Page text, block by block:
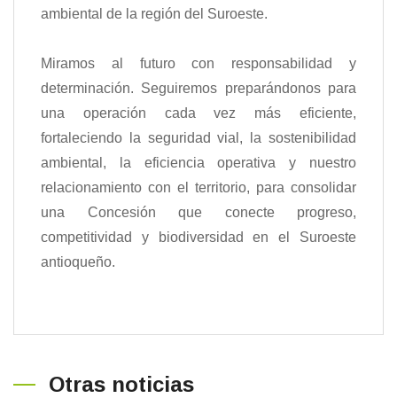
ambiental de la región del Suroeste.
Miramos al futuro con responsabilidad y
determinación. Seguiremos preparándonos para
una operación cada vez más eficiente,
fortaleciendo la seguridad vial, la sostenibilidad
ambiental, la eficiencia operativa y nuestro
relacionamiento con el territorio, para consolidar
una Concesión que conecte progreso,
competitividad y biodiversidad en el Suroeste
antioqueño.
Otras noticias